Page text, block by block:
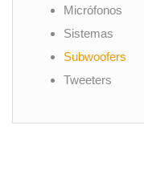
Micrófonos
Sistemas
Subwoofers
Tweeters